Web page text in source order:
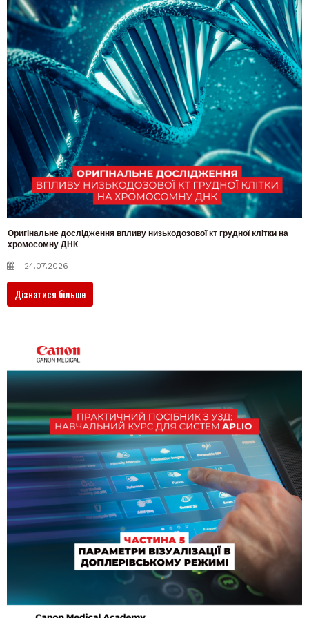
Оригінальне дослідження впливу низькодозової кт грудної клітки на
хромосомну ДНК
24.07.2026
Дізнатися більше